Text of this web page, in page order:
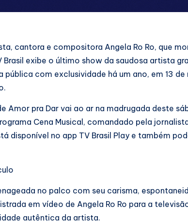
cantora e compositora Angela Ro Ro, que
Brasil exibe o último show da saudosa artista
pública com exclusividade há um ano, em 13 de
Amor pra Dar vai ao ar na madrugada deste
Cena Musical, comandado pela
disponível no app TV Brasil Play e também
no palco com seu carisma,
em vídeo de Angela Ro Ro para a
autêntica da artista.